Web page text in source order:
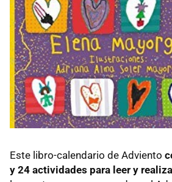
Este libro-calendario de Adviento
y 24 actividades para leer y